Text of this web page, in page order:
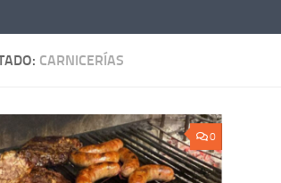
CARNICERÍAS
0